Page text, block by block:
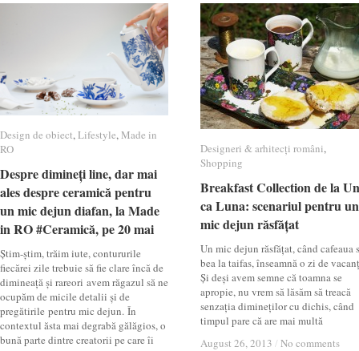
Design de obiect,Lifestyle,Made in
RO
Despre dimineți line, dar mai
ales despre ceramică pentru
un mic dejun diafan, la Made
in RO #Ceramică, pe 20 mai
Știm-știm, trăim iute, contururile
fiecărei zile trebuie să fie clare încă de
dimineață și rareori avem răgazul să ne
ocupăm de micile detalii și de
pregătirile pentru mic dejun. În
contextul ăsta mai degrabă gălăgios, o
bună parte dintre creatorii pe care îi
Design de obiect Lifestyle Made in
RO
Despre dimineți line, dar mai
ales despre ceramică pentru
un mic dejun diafan, la Made
in RO #Ceramică, pe 20 mai
Designeri & arhitecți români,
Shopping
Breakfast Collection de la
ca Luna: scenariul pentru un
mic dejun răsfățat
Un mic dejun răsfățat, când cafeaua
bea la taifas, înseamnă o zi de
Și deși avem semne că toamna se
apropie, nu vrem să lăsăm să treacă
senzația dimineților cu dichis, când
timpul pare că are mai multă
August 26, 2013 / No comments
Designeri & arhitecți români
Shopping
Breakfast Collection de la
ca Luna: scenariul pentru un
mic dejun răsfățat
August 26, 2013 / No comments